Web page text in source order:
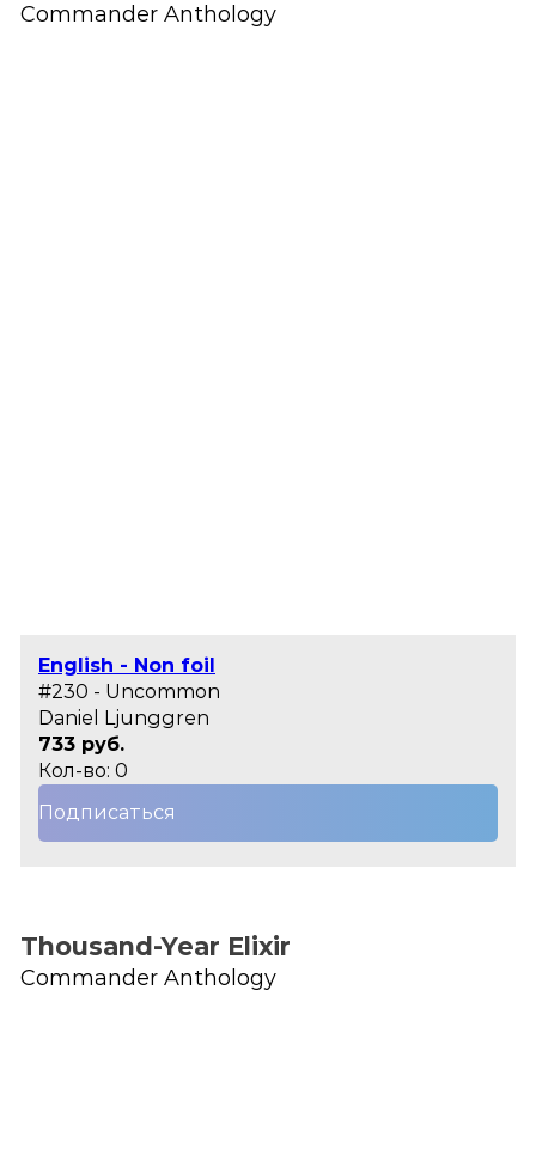
Commander Anthology
English - Non foil
#230 - Uncommon
Daniel Ljunggren
733 руб.
Кол-во: 0
Подписаться
Thousand-Year Elixir
Commander Anthology